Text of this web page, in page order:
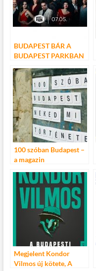
BUDAPEST BÁR A
BUDAPEST PARKBAN
ÓRA
100 szóban Budapest –
a magazin
írásával!
Megjelent Kondor
Vilmos új kötete, A